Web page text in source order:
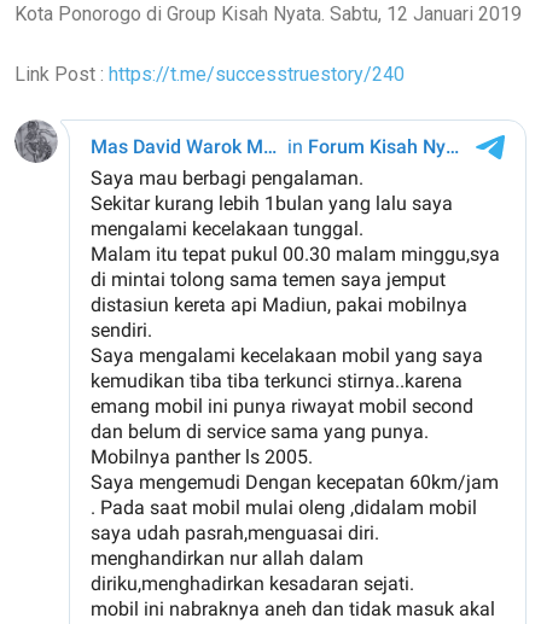
Kota Ponorogo di Group Kisah Nyata. Sabtu, 12 Januari 2019
Link Post : https://t.me/successtruestory/240